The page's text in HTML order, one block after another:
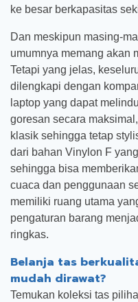
ke besar berkapasitas
Dan meskipun masing-
umumnya memang akan
Tetapi yang jelas,
dilengkapi dengan
laptop yang dapat
goresan secara
klasik sehingga tetap
dari bahan Vinylon F
sehingga bisa
cuaca dan penggunaan
memiliki ruang utama
pengaturan barang
ringkas.
Belanja tas
mudah dirawat?
Temukan koleksi tas